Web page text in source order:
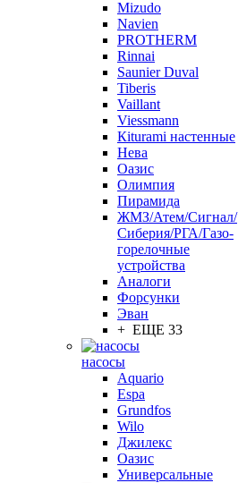
Mizudo
Navien
PROTHERM
Rinnai
Saunier Duval
Tiberis
Vaillant
Viessmann
Кiturami настенные
Нева
Оазис
Олимпия
Пирамида
ЖМЗ/Атем/Сигнал/
Сиберия/РГА/Газо-
горелочные
устройства
Aналоги
Форсунки
Эван
+ ЕЩЕ 33
насосы
Aquario
Espa
Grundfos
Wilo
Джилекс
Оазис
Универсальные